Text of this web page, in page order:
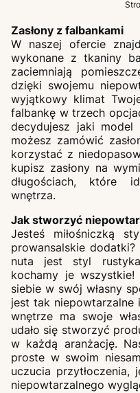
Zasłony z falbankami
W naszej ofercie
wykonane z tkaniny
zaciemniają
dzięki swojemu
wyjątkowy klimat
falbankę w trzech
decydujesz jaki model
możesz zamówić
korzystać z
kupisz zasłony na
długościach, które
wnętrza.
Jak stworzyć
Jesteś miłośniczką
prowansalskie
nuta jest styl
kochamy je
siebie w swój własny
jest tak niepowtarzalne
wnętrze ma swoje
udało się stworzyć
w każdą aranżację.
proste w swoim
uczucia przytłoczenia,
niepowtarzalnego